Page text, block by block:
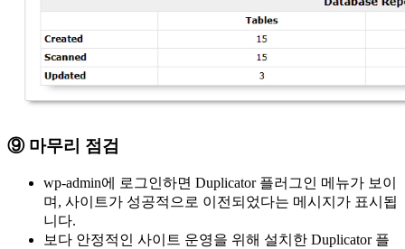
⑨ 마무리 점검
wp-admin에 로그인하면 Duplicator 플러그인 메뉴가 보이
며, 사이트가 성공적으로 이전되었다는 메시지가 표시됩
니다.
보다 안정적인 사이트 운영을 위해 설치한 Duplicator 플